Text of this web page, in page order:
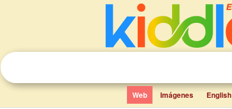
Web Imágenes English